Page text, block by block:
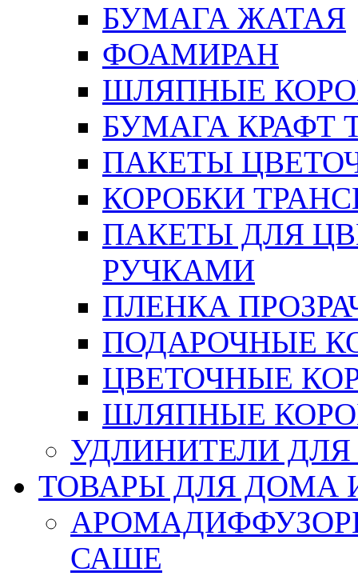
БУМАГА ЖАТАЯ
ФОАМИРАН
ШЛЯПНЫЕ
БУМАГА КРАФТ
ПАКЕТЫ
КОРОБКИ
ПАКЕТЫ ДЛЯ
РУЧКАМИ
ПЛЕНКА
ПОДАРОЧНЫЕ
ЦВЕТОЧНЫЕ
ШЛЯПНЫЕ
УДЛИНИТЕЛИ
ТОВАРЫ ДЛЯ ДОМА
САШЕ